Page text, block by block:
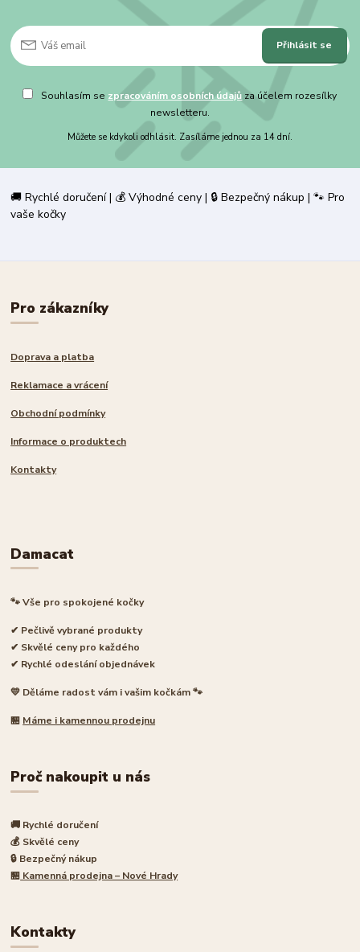
Přihlásit se
Souhlasím se zpracováním osobních údajů za účelem rozesílky
newsletteru.
Můžete se kdykoli odhlásit. Zasíláme jednou za 14 dní.
🚚 Rychlé doručení | 💰 Výhodné ceny | 🔒 Bezpečný nákup | 🐾 Pro
vaše kočky
Pro zákazníky
Doprava a platba
Reklamace a vrácení
Obchodní podmínky
Informace o produktech
Kontakty
Damacat
🐾 Vše pro spokojené kočky
✔ Pečlivě vybrané produkty
✔ Skvělé ceny pro každého
✔ Rychlé odeslání objednávek
💛 Děláme radost vám i vašim kočkám 🐾
🏪 Máme i kamennou prodejnu
Proč nakoupit u nás
🚚 Rychlé doručení
💰 Skvělé ceny
🔒 Bezpečný nákup
🏪 Kamenná prodejna – Nové Hrady
Kontakty